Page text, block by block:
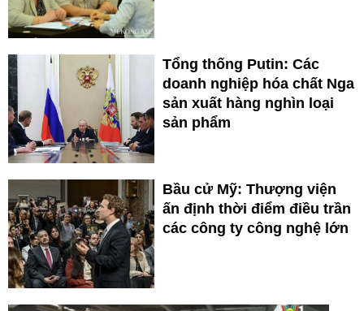
Tổng thống Putin: Các
doanh nghiệp hóa chất Nga
sản xuất hàng nghìn loại
sản phẩm
Bầu cử Mỹ: Thượng viện
ấn định thời điểm điều trần
các công ty công nghệ lớn